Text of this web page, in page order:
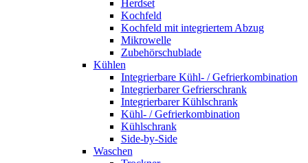
Herdset
Kochfeld
Kochfeld mit integriertem Abzug
Mikrowelle
Zubehörschublade
Kühlen
Integrierbare Kühl- / Gefrierkombination
Integrierbarer Gefrierschrank
Integrierbarer Kühlschrank
Kühl- / Gefrierkombination
Kühlschrank
Side-by-Side
Waschen